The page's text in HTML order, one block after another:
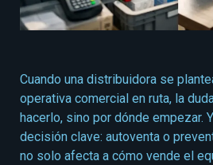
Cuando una distribuidora se
operativa comercial en ruta, la
hacerlo, sino por dónde empezar.
decisión clave: autoventa o
no solo afecta a cómo vende el